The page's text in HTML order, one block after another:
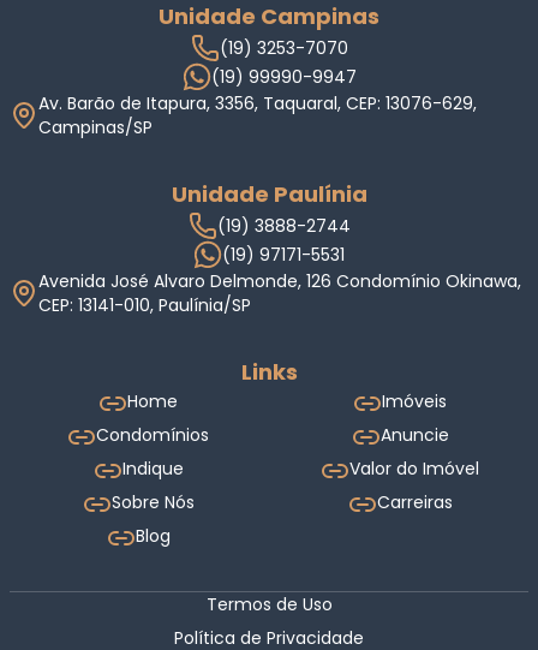
Unidade Campinas
(19) 3253-7070
(19) 99990-9947
Av. Barão de Itapura, 3356, Taquaral, CEP: 13076-629,
Campinas/SP
Unidade Paulínia
(19) 3888-2744
(19) 97171-5531
Avenida José Alvaro Delmonde, 126 Condomínio Okinawa,
CEP: 13141-010, Paulínia/SP
Links
Home
Imóveis
Condomínios
Anuncie
Indique
Valor do Imóvel
Sobre Nós
Carreiras
Blog
Termos de Uso
Política de Privacidade